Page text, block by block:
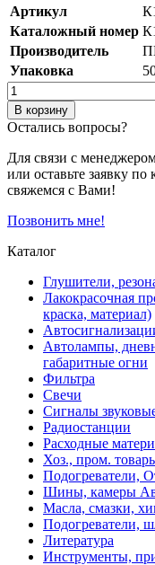
Артикул
Каталожный номер
Производитель
Упаковка
В корзину
Остались вопросы?
Для связи с
или оставьте заявку
свяжемся с Вами!
Позвонить мне!
Каталог
Глушители,
Лакокрасочная
краска, материал)
Автолампы,
габаритные огни
Фильтра
Свечи
Сигналы
Радиостанции
Расходные
Хоз., пром.
Подогреватели,
Шины, камеры
Масла, смазки,
Подогреватели,
Литература
Инструменты,